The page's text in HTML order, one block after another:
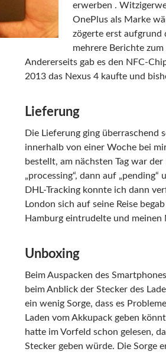
erwerben .
OnePlus als Marke
zögerte erst aufgrund
mehrere Berichte
Andererseits gab es den NFC-
2013 das Nexus 4 kaufte und
Lieferung
Die Lieferung ging überraschend
innerhalb von einer Woche bei
bestellt, am nächsten Tag war
„processing“, dann auf
DHL-Tracking konnte ich dann
London sich auf seine Reise
Hamburg eintrudelte und meinen
Unboxing
Beim Auspacken des
beim Anblick der Stecker des
ein wenig Sorge, dass es
Laden vom Akkupack geben
hatte im Vorfeld schon gelesen,
Stecker geben würde. Die Sorge